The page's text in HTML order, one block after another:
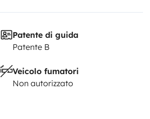
Patente di guida
Patente B
Veicolo fumatori
Non autorizzato